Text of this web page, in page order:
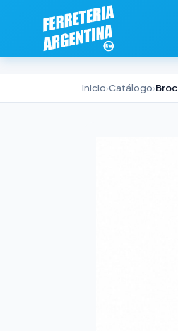
Inicio›Catálogo›